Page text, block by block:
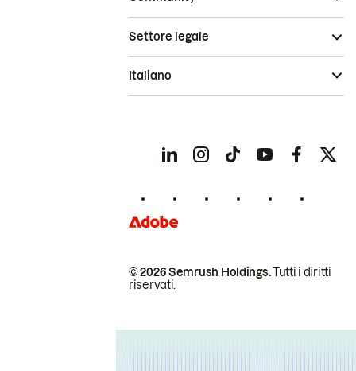
© 2026 Semrush Holdings.Tutti i diritti
riservati.
Settore legale
Italiano